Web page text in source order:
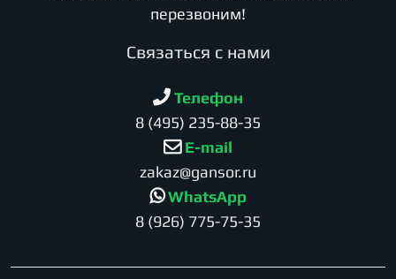
перезвоним!
Cвязаться с нами
Телефон
8 (495) 235-88-35
E-mail
zakaz@gansor.ru
WhatsApp
8 (926) 775-75-35